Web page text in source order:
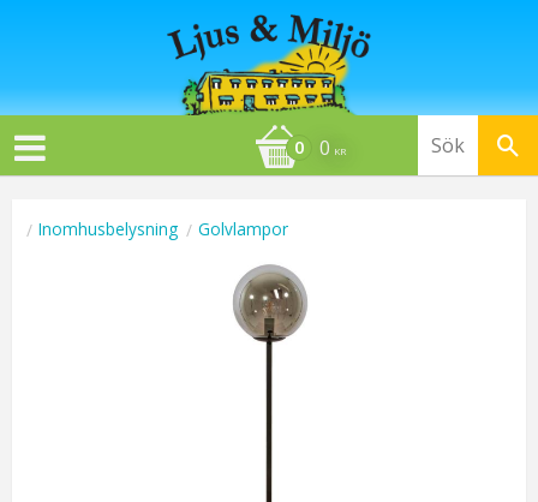
0 KR
Inomhusbelysning Golvlampor